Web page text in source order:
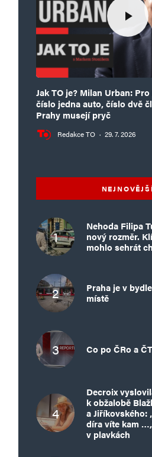
Jak TO je? Milan Urban:
číslo jedna auto, číslo dvě
Prahy musejí pryč
Redakce TO · 29. 7. 2026
Nehoda Filipa
nový rozměr.
mohlo sehrát
Praha je v
místě
Co po ČRo a
Decroix
k obžalobě
a Jiříkovského:
díra víte kam
v plavkách